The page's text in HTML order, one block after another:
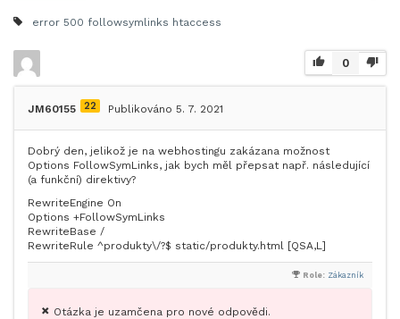
error 500 followsymlinks htaccess
0
JM60155 22 Publikováno 5. 7. 2021
Dobrý den, jelikož je na webhostingu zakázana možnost
Options FollowSymLinks, jak bych měl přepsat např. následující
(a funkční) direktivy?
RewriteEngine On
Options +FollowSymLinks
RewriteBase /
RewriteRule ^produkty\/?$ static/produkty.html [QSA,L]
Role: Zákazník
Otázka je uzamčena pro nové odpovědi.